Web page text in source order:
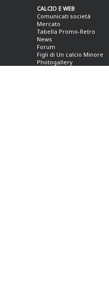
CALCIO E WEB
Comunicati società
Mercato
Tabella Promo-Retro
News
Forum
Figli di Un calcio Minore
Photogallery